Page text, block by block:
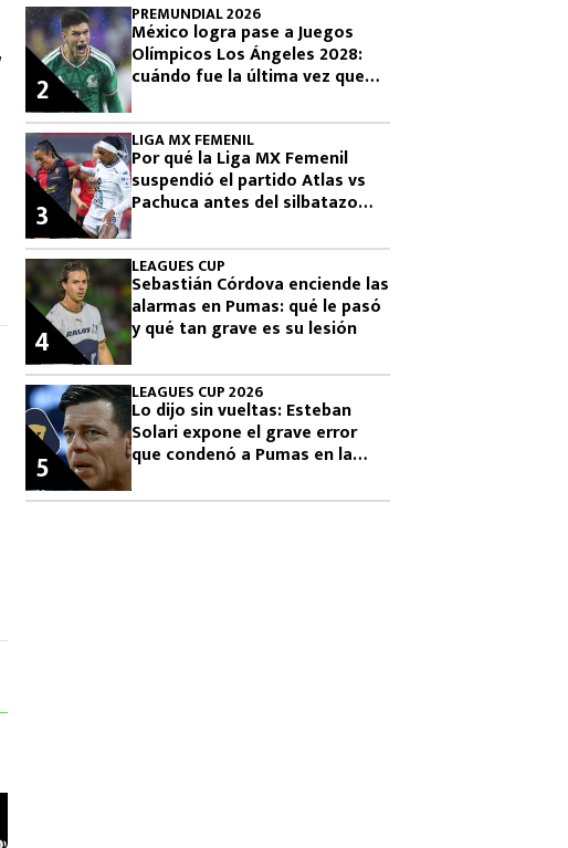
PREMUNDIAL 2026
México logra pase a Juegos
Olímpicos Los Ángeles 2028:
cuándo fue la última vez que
2
LIGA MX FEMENIL
Por qué la Liga MX Femenil
suspendió el partido Atlas vs
Pachuca antes del silbatazo
3
LEAGUES CUP
Sebastián Córdova enciende las
alarmas en Pumas: qué le pasó
y qué tan grave es su lesión
4
LEAGUES CUP 2026
Lo dijo sin vueltas: Esteban
Solari expone el grave error
que condenó a Pumas en la
5